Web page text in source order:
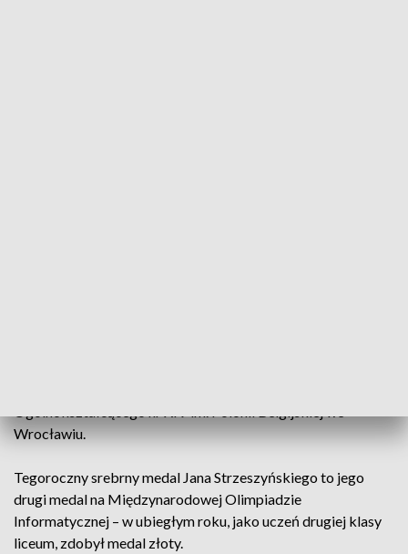
Wrocławiu.
Tegoroczny srebrny medal Jana Strzeszyńskiego to jego
drugi medal na Międzynarodowej Olimpiadzie
Informatycznej – w ubiegłym roku, jako uczeń drugiej klasy
liceum, zdobył medal złoty.